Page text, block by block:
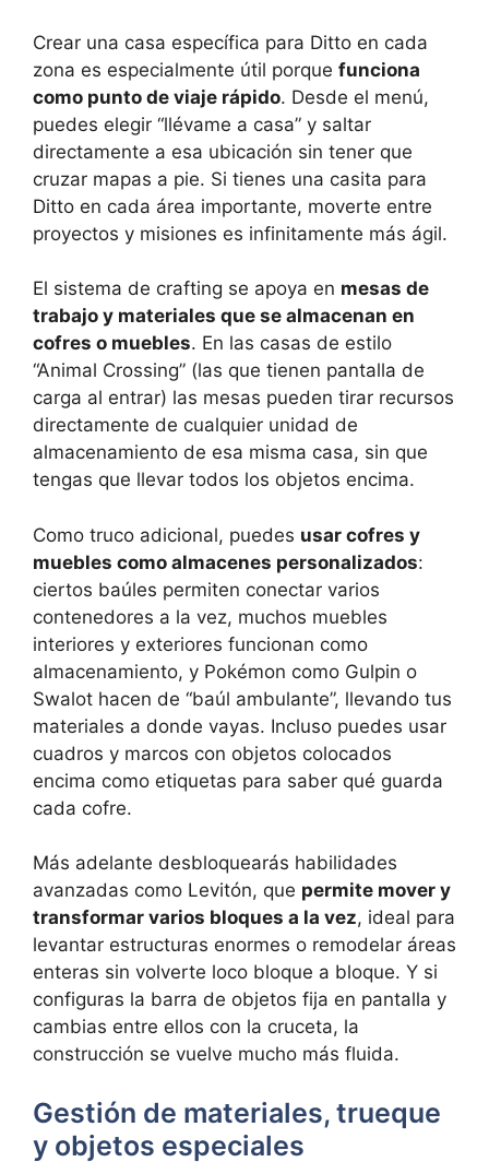
Crear una casa específica para Ditto en cada
zona es especialmente útil porque funciona
como punto de viaje rápido. Desde el menú,
puedes elegir “llévame a casa” y saltar
directamente a esa ubicación sin tener que
cruzar mapas a pie. Si tienes una casita para
Ditto en cada área importante, moverte entre
proyectos y misiones es infinitamente más ágil.
El sistema de crafting se apoya en mesas de
trabajo y materiales que se almacenan en
cofres o muebles. En las casas de estilo
“Animal Crossing” (las que tienen pantalla de
carga al entrar) las mesas pueden tirar recursos
directamente de cualquier unidad de
almacenamiento de esa misma casa, sin que
tengas que llevar todos los objetos encima.
Como truco adicional, puedes usar cofres y
muebles como almacenes personalizados:
ciertos baúles permiten conectar varios
contenedores a la vez, muchos muebles
interiores y exteriores funcionan como
almacenamiento, y Pokémon como Gulpin o
Swalot hacen de “baúl ambulante”, llevando tus
materiales a donde vayas. Incluso puedes usar
cuadros y marcos con objetos colocados
encima como etiquetas para saber qué guarda
cada cofre.
Más adelante desbloquearás habilidades
avanzadas como Levitón, que permite mover y
transformar varios bloques a la vez, ideal para
levantar estructuras enormes o remodelar áreas
enteras sin volverte loco bloque a bloque. Y si
configuras la barra de objetos fija en pantalla y
cambias entre ellos con la cruceta, la
construcción se vuelve mucho más fluida.
Gestión de materiales, trueque
y objetos especiales